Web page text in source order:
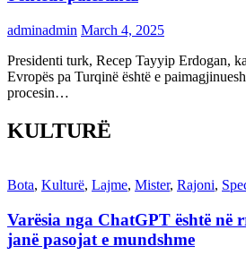
adminadmin March 4, 2025
Presidenti turk, Recep Tayyip Erdogan,
Evropës pa Turqinë është e
procesin…
KULTURË
Bota, Kulturë, Lajme, Mister, Rajoni,
Varësia nga ChatGPT është në
janë pasojat e mundshme